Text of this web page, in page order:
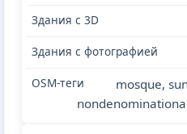
mosque,